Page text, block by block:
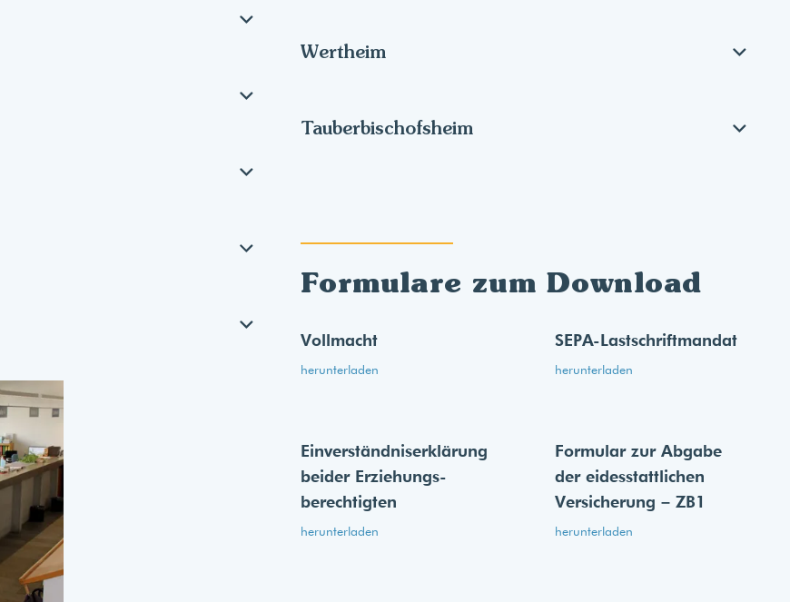
Wertheim
Tauberbischofsheim
Formulare zum Download
Vollmacht
herunterladen
SEPA-Lastschriftmandat
herunterladen
Einverständnis­erklärung
beider Erziehungs­
berechtigten
herunterladen
Formular zur Abgabe
der eides­stattlichen
Versicherung – ZB1
herunterladen